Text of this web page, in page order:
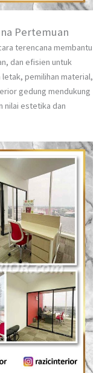
Pertemuan
terencana membantu
dan efisien untuk
pemilihan material,
gedung mendukung
nilai estetika dan